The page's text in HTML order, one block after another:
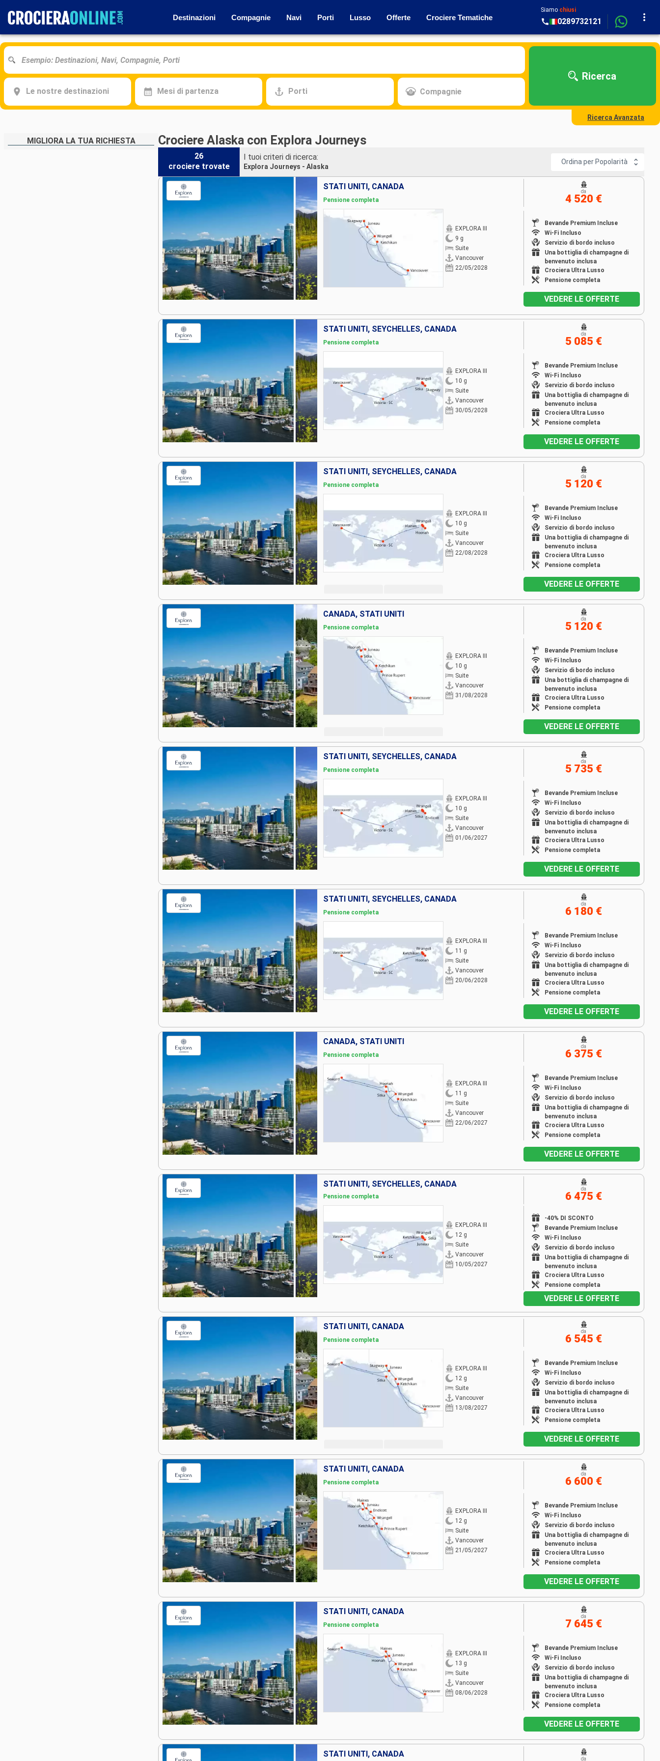
Destinazioni Compagnie Navi Porti Lusso Offerte Crociere Tematiche
Siamo chiusi
0289732121
Le nostre destinazioni Mesi di partenza Porti Compagnie
Ricerca
Ricerca Avanzata
MIGLIORA LA TUA RICHIESTA Crociere Alaska con Explora Journeys
26
crociere trovate
I tuoi criteri di ricerca:
Explora Journeys - Alaska
Ordina per Popolarità
STATI UNITI, CANADA
Pensione completa
EXPLORA III
9 g
Suite
Vancouver
22/05/2028
Bevande Premium Incluse
Wi-Fi Incluso
Servizio di bordo incluso
Una bottiglia di champagne di
benvenuto inclusa
Crociera Ultra Lusso
Pensione completa
da
4 520 €
VEDERE LE OFFERTE
STATI UNITI, SEYCHELLES, CANADA
Pensione completa
EXPLORA III
10 g
Suite
Vancouver
30/05/2028
Bevande Premium Incluse
Wi-Fi Incluso
Servizio di bordo incluso
Una bottiglia di champagne di
benvenuto inclusa
Crociera Ultra Lusso
Pensione completa
da
5 085 €
VEDERE LE OFFERTE
STATI UNITI, SEYCHELLES, CANADA
Pensione completa
EXPLORA III
10 g
Suite
Vancouver
22/08/2028
Bevande Premium Incluse
Wi-Fi Incluso
Servizio di bordo incluso
Una bottiglia di champagne di
benvenuto inclusa
Crociera Ultra Lusso
Pensione completa
da
5 120 €
VEDERE LE OFFERTE
CANADA, STATI UNITI
Pensione completa
EXPLORA III
10 g
Suite
Vancouver
31/08/2028
Bevande Premium Incluse
Wi-Fi Incluso
Servizio di bordo incluso
Una bottiglia di champagne di
benvenuto inclusa
Crociera Ultra Lusso
Pensione completa
da
5 120 €
VEDERE LE OFFERTE
STATI UNITI, SEYCHELLES, CANADA
Pensione completa
EXPLORA III
10 g
Suite
Vancouver
01/06/2027
Bevande Premium Incluse
Wi-Fi Incluso
Servizio di bordo incluso
Una bottiglia di champagne di
benvenuto inclusa
Crociera Ultra Lusso
Pensione completa
da
5 735 €
VEDERE LE OFFERTE
STATI UNITI, SEYCHELLES, CANADA
Pensione completa
EXPLORA III
11 g
Suite
Vancouver
20/06/2028
Bevande Premium Incluse
Wi-Fi Incluso
Servizio di bordo incluso
Una bottiglia di champagne di
benvenuto inclusa
Crociera Ultra Lusso
Pensione completa
da
6 180 €
VEDERE LE OFFERTE
CANADA, STATI UNITI
Pensione completa
EXPLORA III
11 g
Suite
Vancouver
22/06/2027
Bevande Premium Incluse
Wi-Fi Incluso
Servizio di bordo incluso
Una bottiglia di champagne di
benvenuto inclusa
Crociera Ultra Lusso
Pensione completa
da
6 375 €
VEDERE LE OFFERTE
STATI UNITI, SEYCHELLES, CANADA
Pensione completa
EXPLORA III
12 g
Suite
Vancouver
10/05/2027
-40% DI SCONTO
Bevande Premium Incluse
Wi-Fi Incluso
Servizio di bordo incluso
Una bottiglia di champagne di
benvenuto inclusa
Crociera Ultra Lusso
Pensione completa
da
6 475 €
VEDERE LE OFFERTE
STATI UNITI, CANADA
Pensione completa
EXPLORA III
12 g
Suite
Vancouver
13/08/2027
Bevande Premium Incluse
Wi-Fi Incluso
Servizio di bordo incluso
Una bottiglia di champagne di
benvenuto inclusa
Crociera Ultra Lusso
Pensione completa
da
6 545 €
VEDERE LE OFFERTE
STATI UNITI, CANADA
Pensione completa
EXPLORA III
12 g
Suite
Vancouver
21/05/2027
Bevande Premium Incluse
Wi-Fi Incluso
Servizio di bordo incluso
Una bottiglia di champagne di
benvenuto inclusa
Crociera Ultra Lusso
Pensione completa
da
6 600 €
VEDERE LE OFFERTE
STATI UNITI, CANADA
Pensione completa
EXPLORA III
13 g
Suite
Vancouver
08/06/2028
Bevande Premium Incluse
Wi-Fi Incluso
Servizio di bordo incluso
Una bottiglia di champagne di
benvenuto inclusa
Crociera Ultra Lusso
Pensione completa
da
7 645 €
VEDERE LE OFFERTE
STATI UNITI, CANADA
da